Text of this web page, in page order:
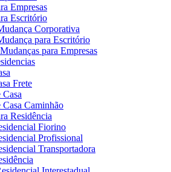
Empresas
Escritório
Corporativa
para Escritório
para Empresas
Frete
Caminhão
Residência
Fiorino
Profissional
Transportadora